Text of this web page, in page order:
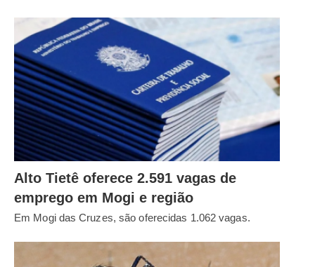
Alto Tietê oferece 2.591 vagas de
emprego em Mogi e região
Em Mogi das Cruzes, são oferecidas 1.062 vagas.